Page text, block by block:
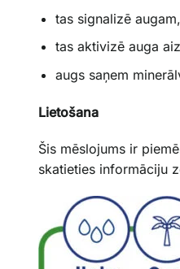
tas signalizē
tas aktivizē auga
augs saņem
Lietošana
Šis mēslojums ir
skatieties informāciju